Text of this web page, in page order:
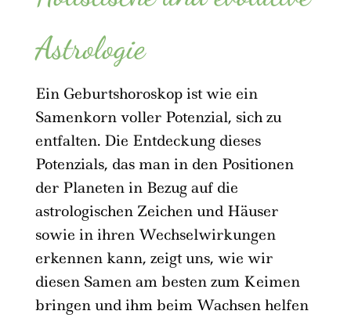
Astrologie
Ein Geburtshoroskop ist wie ein
Samenkorn voller Potenzial, sich zu
entfalten. Die Entdeckung dieses
Potenzials, das man in den Positionen
der Planeten in Bezug auf die
astrologischen Zeichen und Häuser
sowie in ihren Wechselwirkungen
erkennen kann, zeigt uns, wie wir
diesen Samen am besten zum Keimen
bringen und ihm beim Wachsen helfen